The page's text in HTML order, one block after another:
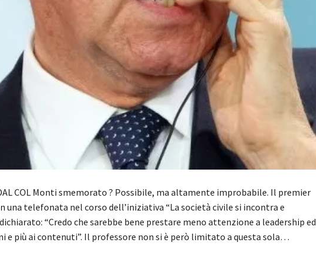
COL Monti smemorato ? Possibile, ma altamente improbabile. Il premier
una telefonata nel corso dell’iniziativa “La società civile si incontra e
“Credo che sarebbe bene prestare meno attenzione a leadership ed
e più ai contenuti”. Il professore non si è però limitato a questa sola…